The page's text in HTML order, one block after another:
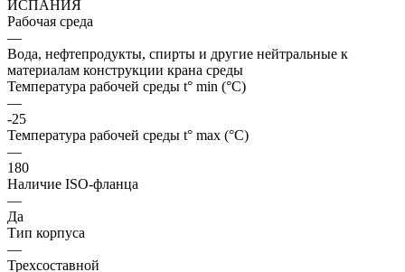
ИСПАНИЯ
Рабочая среда
—
Вода, нефтепродукты, спирты и другие нейтральные к
материалам конструкции крана среды
Температура рабочей среды t° min (°C)
—
-25
Температура рабочей среды t° max (°C)
—
180
Наличие ISO-фланца
—
Да
Тип корпуса
—
Трехсоставной